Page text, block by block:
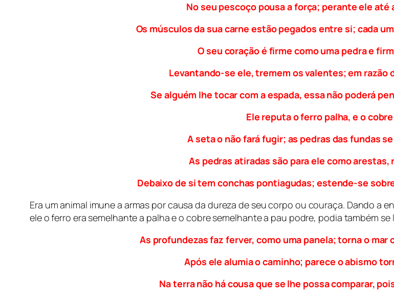
No seu pescoço pousa a força; perante ele até
Os músculos da sua carne estão pegados entre si; cada
O seu coração é firme como uma pedra e
Levantando-se ele, tremem os valentes; em razão
Se alguém lhe tocar com a espada, essa não poderá
Ele reputa o ferro palha, e o
A seta o não fará fugir; as pedras das fundas
As pedras atiradas são para ele como arestas,
Debaixo de si tem conchas pontiagudas; estende-se
Era um animal imune a armas por causa da dureza de seu corpo ou couraça. Dando a
ele o ferro era semelhante a palha e o cobre semelhante a pau podre, podia também
As profundezas faz ferver, como uma panela; torna o
Após ele alumia o caminho; parece o abismo
Na terra não há cousa que se lhe possa comparar,